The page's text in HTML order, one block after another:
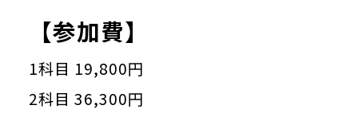
【参加費】
1科目 19,800円
2科目 36,300円